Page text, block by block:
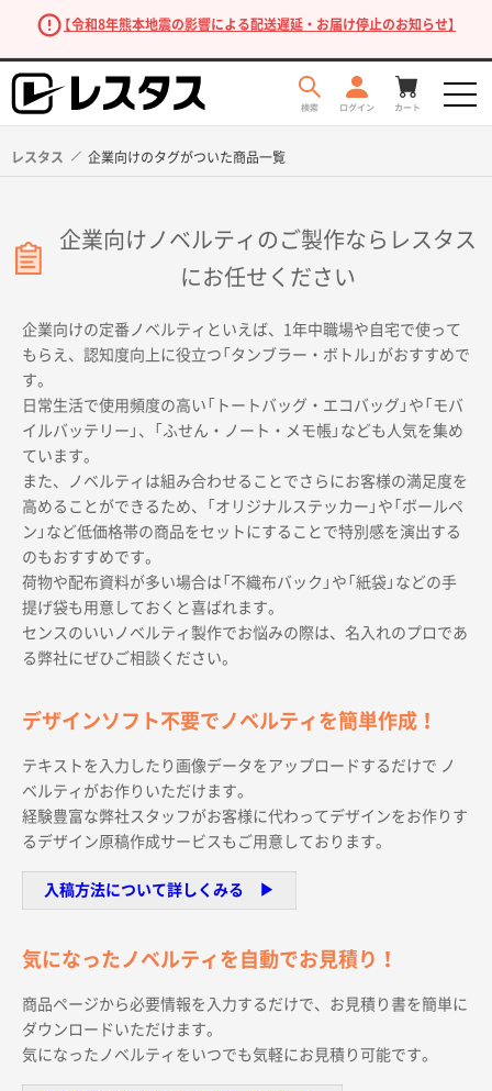
【令和8年熊本地震の影響による配送遅延・お届け停止のお知らせ】
商品を探す
商品カテゴリーから探す
ターゲットから探す
目的・シーンから探す
サイトメニュー
初めての方へ
レスタス 企業向けのタグがついた商品一覧
企業向けノベルティのご製作ならレスタス
にお任せください
企業向けの定番ノベルティといえば、1年中職場や自宅で使って
もらえ、認知度向上に役立つ「タンブラー・ボトル」がおすすめで
す。
日常生活で使用頻度の高い「トートバッグ・エコバッグ」や「モバ
イルバッテリー」、「ふせん・ノート・メモ帳」なども人気を集め
ています。
また、ノベルティは組み合わせることでさらにお客様の満足度を
高めることができるため、「オリジナルステッカー」や「ボールペ
ン」など低価格帯の商品をセットにすることで特別感を演出する
のもおすすめです。
荷物や配布資料が多い場合は「不織布バック」や「紙袋」などの手
提げ袋も用意しておくと喜ばれます。
センスのいいノベルティ製作でお悩みの際は、名入れのプロであ
る弊社にぜひご相談ください。
デザインソフト不要でノベルティを簡単作成！
テキストを入力したり画像データをアップロードするだけで ノ
ベルティがお作りいただけます。
経験豊富な弊社スタッフがお客様に代わってデザインをお作りす
るデザイン原稿作成サービスもご用意しております。
入稿方法について詳しくみる ▶︎
気になったノベルティを自動でお見積り！
商品ページから必要情報を入力するだけで、お見積り書を簡単に
ダウンロードいただけます。
気になったノベルティをいつでも気軽にお見積り可能です。